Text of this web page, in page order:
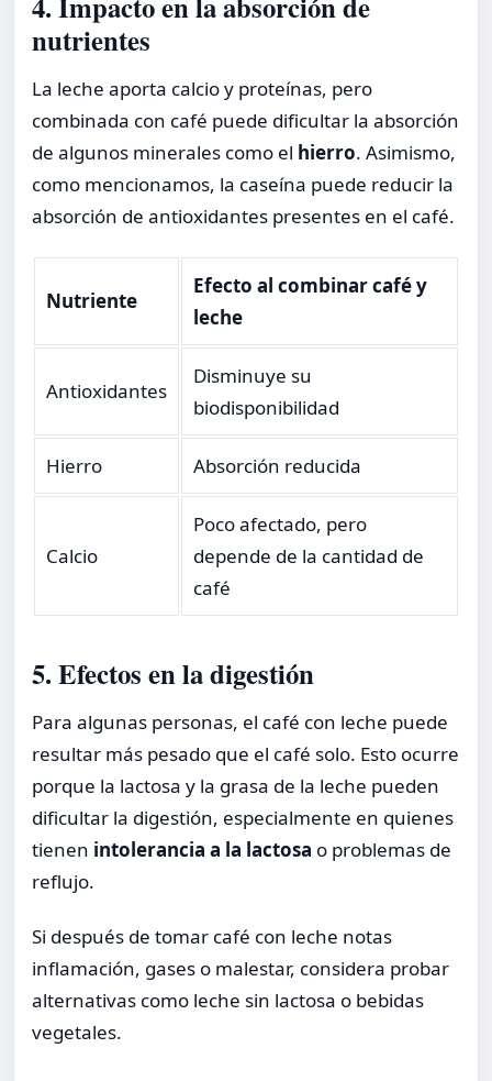
nutrientes
La leche aporta calcio y proteínas, pero
combinada con café puede dificultar la absorción
de algunos minerales como el hierro. Asimismo,
como mencionamos, la caseína puede reducir la
absorción de antioxidantes presentes en el café.
Nutriente
Efecto al combinar café y
leche
Antioxidantes
Disminuye su
biodisponibilidad
Hierro Absorción reducida
Calcio
Poco afectado, pero
depende de la cantidad de
café
5. Efectos en la digestión
Para algunas personas, el café con leche puede
resultar más pesado que el café solo. Esto ocurre
porque la lactosa y la grasa de la leche pueden
dificultar la digestión, especialmente en quienes
tienen intolerancia a la lactosa o problemas de
reflujo.
Si después de tomar café con leche notas
inflamación, gases o malestar, considera probar
alternativas como leche sin lactosa o bebidas
vegetales.